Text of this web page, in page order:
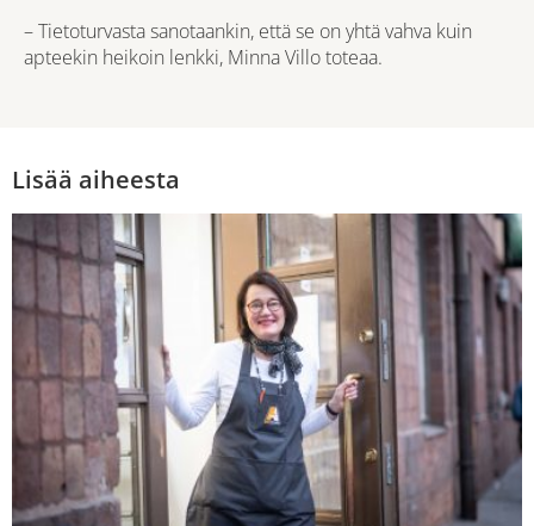
– Tietoturvasta sanotaankin, että se on yhtä vahva kuin
apteekin heikoin lenkki, Minna Villo toteaa.
Lisää aiheesta